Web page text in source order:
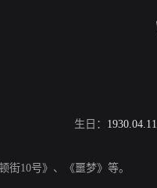
生日： 1930.04.11
街10号》、《噩梦》等。